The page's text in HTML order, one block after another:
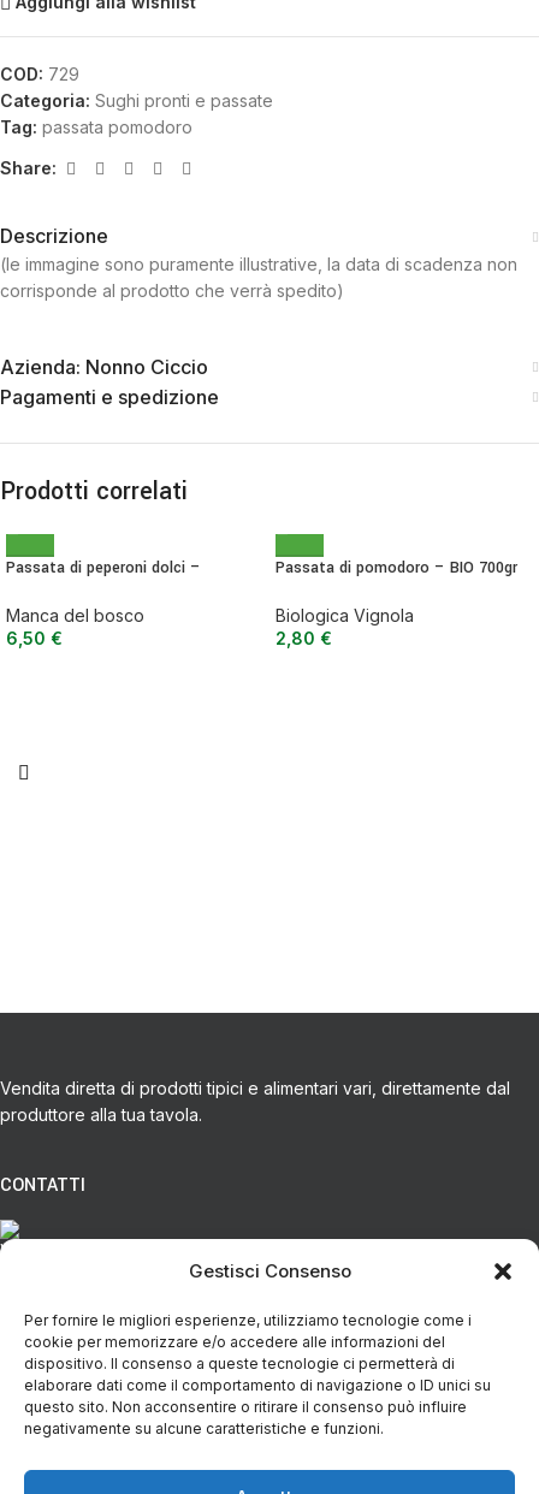
Gestisci Consenso
Per fornire le migliori esperienze, utilizziamo tecnologie come i
cookie per memorizzare e/o accedere alle informazioni del
dispositivo. Il consenso a queste tecnologie ci permetterà di
elaborare dati come il comportamento di navigazione o ID unici su
questo sito. Non acconsentire o ritirare il consenso può influire
negativamente su alcune caratteristiche e funzioni.
COD: 729
Categoria: Sughi pronti e passate
Tag: passata pomodoro
Share:
Descrizione
(le immagine sono puramente illustrative, la data di scadenza non
corrisponde al prodotto che verrà spedito)
Azienda: Nonno Ciccio
Pagamenti e spedizione
Prodotti correlati
Passata di peperoni dolci –
bruschette 200 g
Manca del bosco
6,50 €
Passata di pomodoro – BIO 700gr
Biologica Vignola
2,80 €
Vendita diretta di prodotti tipici e alimentari vari, direttamente dal
produttore alla tua tavola.
CONTATTI
+39 348 5888298
info@spesaincampagna.com